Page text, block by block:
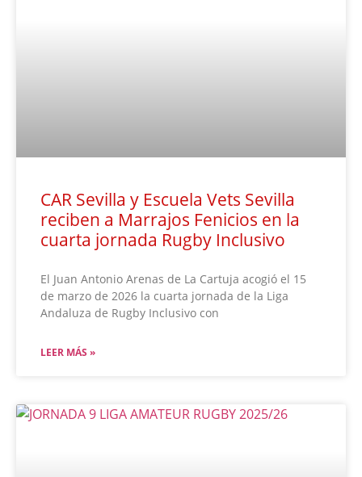
CAR Sevilla y Escuela Vets Sevilla
reciben a Marrajos Fenicios en la
cuarta jornada Rugby Inclusivo
El Juan Antonio Arenas de La Cartuja acogió el 15
de marzo de 2026 la cuarta jornada de la Liga
Andaluza de Rugby Inclusivo con
LEER MÁS »